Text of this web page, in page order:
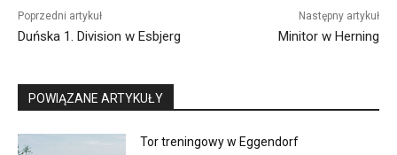
Poprzedni artykuł
Duńska 1. Division w Esbjerg
Następny artykuł
Minitor w Herning
POWIĄZANE ARTYKUŁY
Tor treningowy w Eggendorf